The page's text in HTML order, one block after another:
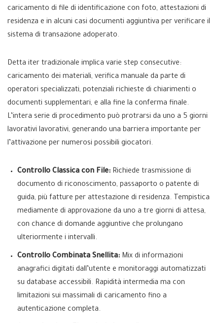
caricamento di file di identificazione con foto, attestazioni di
residenza e in alcuni casi documenti aggiuntiva per verificare il
sistema di transazione adoperato.
Detta iter tradizionale implica varie step consecutive:
caricamento dei materiali, verifica manuale da parte di
operatori specializzati, potenziali richieste di chiarimenti o
documenti supplementari, e alla fine la conferma finale.
L’intera serie di procedimento può protrarsi da uno a 5 giorni
lavorativi lavorativi, generando una barriera importante per
l’attivazione per numerosi possibili giocatori.
Controllo Classica con File: Richiede trasmissione di
documento di riconoscimento, passaporto o patente di
guida, più fatture per attestazione di residenza. Tempistica
mediamente di approvazione da uno a tre giorni di attesa,
con chance di domande aggiuntive che prolungano
ulteriormente i intervalli.
Controllo Combinata Snellita: Mix di informazioni
anagrafici digitati dall’utente e monitoraggi automatizzati
su database accessibili. Rapidità intermedia ma con
limitazioni sui massimali di caricamento fino a
autenticazione completa.